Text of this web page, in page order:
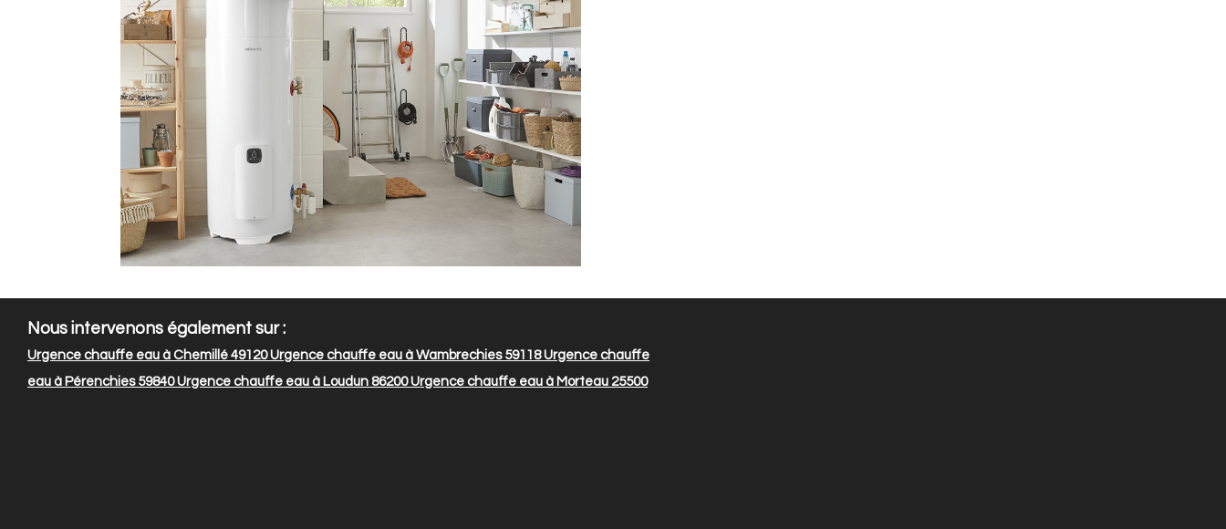
Nous intervenons également sur :
Urgence chauffe eau à Chemillé 49120Urgence chauffe eau à Wambrechies 59118Urgence chauffe
eau à Pérenchies 59840Urgence chauffe eau à Loudun 86200Urgence chauffe eau à Morteau 25500